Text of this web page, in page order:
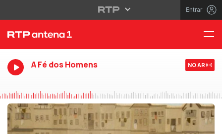
Entrar
A Fé dos Homens NO AR